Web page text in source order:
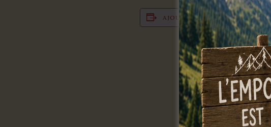
ajouter au calendrier